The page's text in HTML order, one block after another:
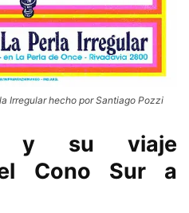
Irregular hecho por Santiago Pozzi
y su viaje
Cono Sur a